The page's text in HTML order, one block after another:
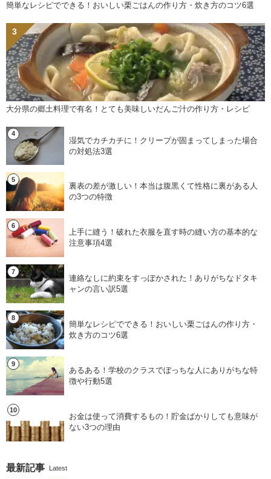
簡単なレシピでできる！おいしい栗ごはんの作り方・炊き方のコツ6選
大分県の郷土料理で有名！とても美味しいだんご汁の作り方・レシピ
湿気でカチカチに！クリープが固まってしまった場合
の対処法3選
裏表の差が激しい！本当は腹黒くて性格に裏がある人
の3つの特徴
上手に縫う！破れた衣服を直す時の縫い方の基本的な
注意事項4選
連絡なしに約束をすっぽかされた！ありがちなドタキ
ャンの言い訳5選
簡単なレシピでできる！おいしい栗ごはんの作り方・
炊き方のコツ6選
あるある！学校のクラスでぼっちな人にありがちな特
徴や行動5選
お金は使って消費するもの！貯金ばかりしても意味が
ない3つの理由
最新記事 Latest